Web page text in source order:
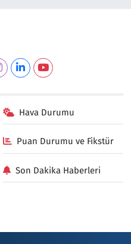
Hava Durumu
Puan Durumu ve Fikstür
Son Dakika Haberleri